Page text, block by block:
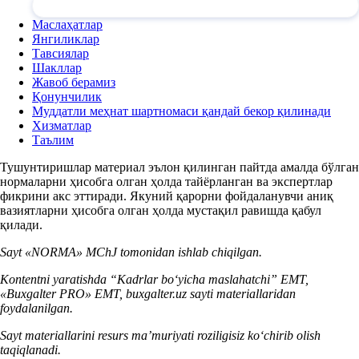
Маслаҳатлар
Янгиликлар
Тавсиялар
Шакллар
Жавоб берамиз
Қонунчилик
Муддатли меҳнат шартномаси қандай бекор қилинади
Хизматлар
Таълим
Тушунтиришлар материал эълон қилинган пайтда амалда бўлган
нормаларни ҳисобга олган ҳолда тайёрланган ва экспертлар
фикрини акс эттиради. Якуний қарорни фойдаланувчи аниқ
вазиятларни ҳисобга олган ҳолда мустақил равишда қабул
қилади.
Sayt «NORMA» MChJ tomonidan ishlab chiqilgan.
Kontentni yaratishda “Kadrlar boʻyicha maslahatchi” EMT,
«Buxgalter PRO» EMT, buxgalter.uz sayti materiallaridan
foydalanilgan.
Sayt materiallarini resurs ma’muriyati roziligisiz koʻchirib olish
taqiqlanadi.